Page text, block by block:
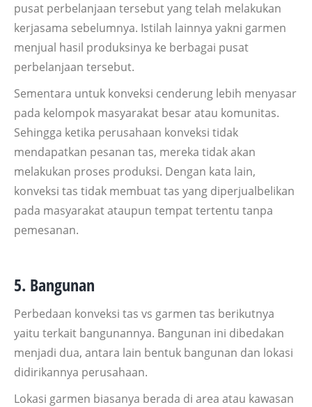
pusat perbelanjaan tersebut yang telah melakukan
kerjasama sebelumnya. Istilah lainnya yakni garmen
menjual hasil produksinya ke berbagai pusat
perbelanjaan tersebut.
Sementara untuk konveksi cenderung lebih menyasar
pada kelompok masyarakat besar atau komunitas.
Sehingga ketika perusahaan konveksi tidak
mendapatkan pesanan tas, mereka tidak akan
melakukan proses produksi. Dengan kata lain,
konveksi tas tidak membuat tas yang diperjualbelikan
pada masyarakat ataupun tempat tertentu tanpa
pemesanan.
5. Bangunan
Perbedaan konveksi tas vs garmen tas berikutnya
yaitu terkait bangunannya. Bangunan ini dibedakan
menjadi dua, antara lain bentuk bangunan dan lokasi
didirikannya perusahaan.
Lokasi garmen biasanya berada di area atau kawasan